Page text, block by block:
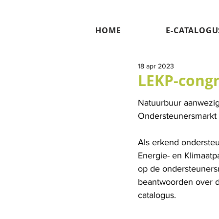
HOME E-
LEKP-
18 apr 2023
Natuurbuur
Ondersteunersmarkt
Als erkend
Energie- en
op de
beantwoorden over
catalogus.